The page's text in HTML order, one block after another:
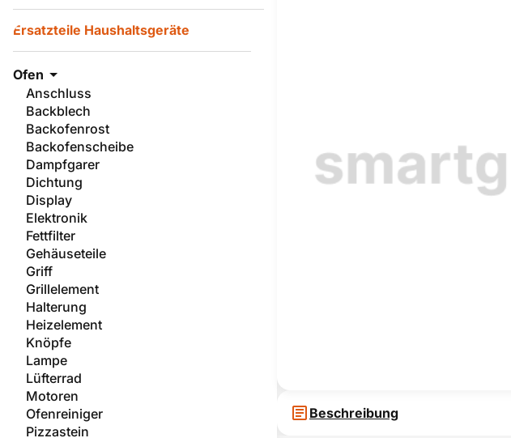
Ersatzteile Haushaltsgeräte
Ofen
Anschluss
Backblech
Backofenrost
Backofenscheibe
Dampfgarer
Dichtung
Display
Elektronik
Fettfilter
Gehäuseteile
Griff
Grillelement
Halterung
Heizelement
Knöpfe
Lampe
Lüfterrad
Motoren
Ofenreiniger
Pizzastein
Beschreibung